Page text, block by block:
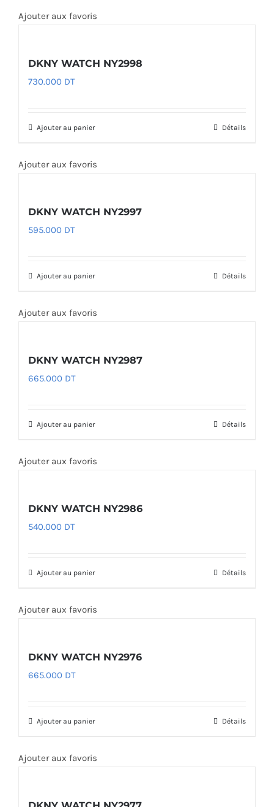
Ajouter aux favoris
DKNY WATCH NY2998
730.000 DT
Ajouter au panier Détails
Ajouter aux favoris
DKNY WATCH NY2997
595.000 DT
Ajouter au panier Détails
Ajouter aux favoris
DKNY WATCH NY2987
665.000 DT
Ajouter au panier Détails
Ajouter aux favoris
DKNY WATCH NY2986
540.000 DT
Ajouter au panier Détails
Ajouter aux favoris
DKNY WATCH NY2976
665.000 DT
Ajouter au panier Détails
Ajouter aux favoris